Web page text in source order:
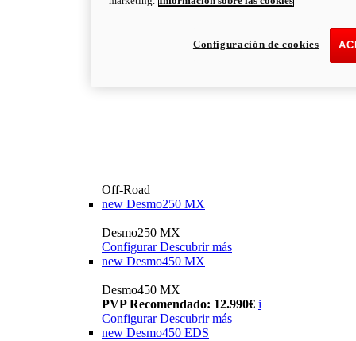
Off-Road
new Desmo250 MX
Desmo250 MX
Configurar Descubrir más
new Desmo450 MX
Desmo450 MX
PVP Recomendado: 12.990€ i
Configurar Descubrir más
new Desmo450 EDS
Configuración de cookies